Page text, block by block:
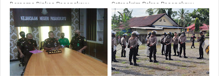
Bersama Dinkes Pasangkayu,
Kodim 1427/Pky Sosialisasi Bahaya
Covid-19
Satreskrim Polres Pasangkayu
Tangkap Pelaku Penipuan Dengan
Modus Kerjasama Pinjam Modal